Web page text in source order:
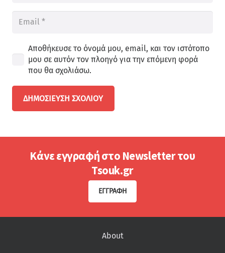
Αποθήκευσε το όνομά μου, email, και τον ιστότοπο
μου σε αυτόν τον πλοηγό για την επόμενη φορά
που θα σχολιάσω.
ΔΗΜΟΣΊΕΥΣΗ ΣΧΟΛΊΟΥ
Κάνε εγγραφή στο Newsletter του
Tsouk.gr
ΕΓΓΡΑΦΉ
About